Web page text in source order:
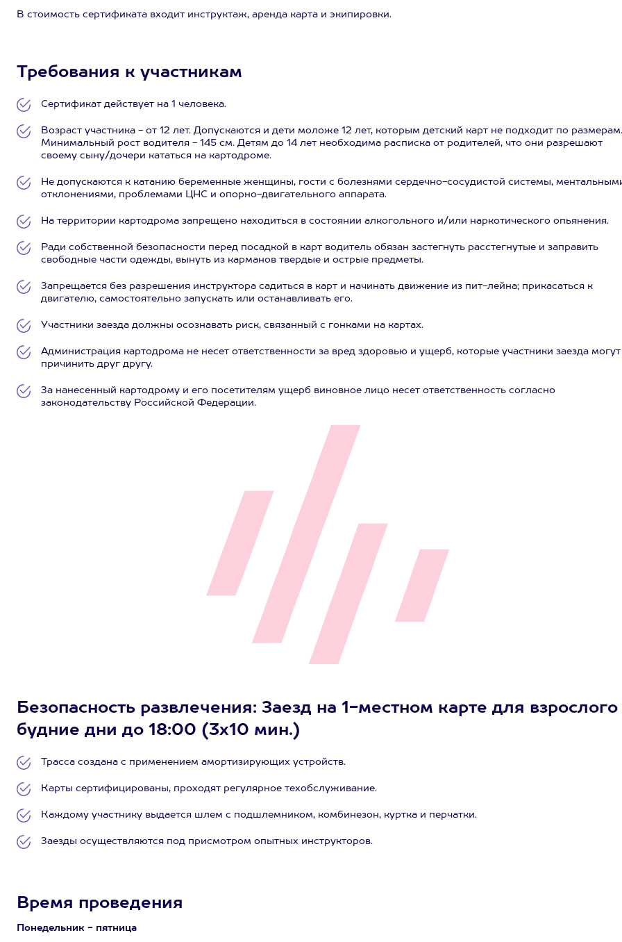
В стоимость сертификата входит инструктаж, аренда карта и экипировки.
Требования к участникам
Сертификат действует на 1 человека.
Возраст участника - от 12 лет. Допускаются и дети моложе 12 лет, которым детский карт не подходит по размерам.
Минимальный рост водителя - 145 см. Детям до 14 лет необходима расписка от родителей, что они разрешают
своему сыну/дочери кататься на картодроме.
Не допускаются к катанию беременные женщины, гости с болезнями сердечно-сосудистой системы,
отклонениями, проблемами ЦНС и опорно-двигательного аппарата.
На территории картодрома запрещено находиться в состоянии алкогольного и/или наркотического опьянения.
Ради собственной безопасности перед посадкой в карт водитель обязан застегнуть расстегнутые и заправить
свободные части одежды, вынуть из карманов твердые и острые предметы.
Запрещается без разрешения инструктора садиться в карт и начинать движение из пит-лейна; прикасаться к
двигателю, самостоятельно запускать или останавливать его.
Участники заезда должны осознавать риск, связанный с гонками на картах.
Администрация картодрома не несет ответственности за вред здоровью и ущерб, которые участники заезда могут
причинить друг другу.
За нанесенный картодрому и его посетителям ущерб виновное лицо несет ответственность согласно
законодательству Российской Федерации.
Безопасность развлечения: Заезд на 1-местном карте для взрослого
будние дни до 18:00 (3х10 мин.)
Трасса создана с применением амортизирующих устройств.
Карты сертифицированы, проходят регулярное техобслуживание.
Каждому участнику выдается шлем с подшлемником, комбинезон, куртка и перчатки.
Заезды осуществляются под присмотром опытных инструкторов.
Время проведения
Понедельник - пятница